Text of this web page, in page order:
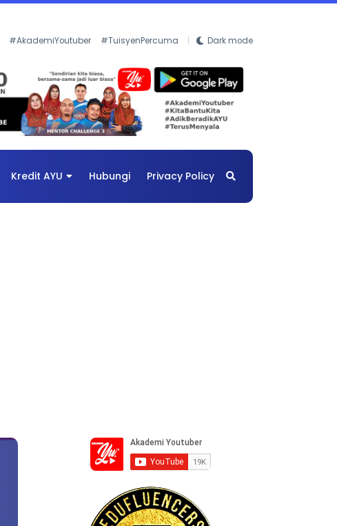
#AkademiYoutuber #TuisyenPercuma Dark mode
Kredit AYU Hubungi Privacy Policy